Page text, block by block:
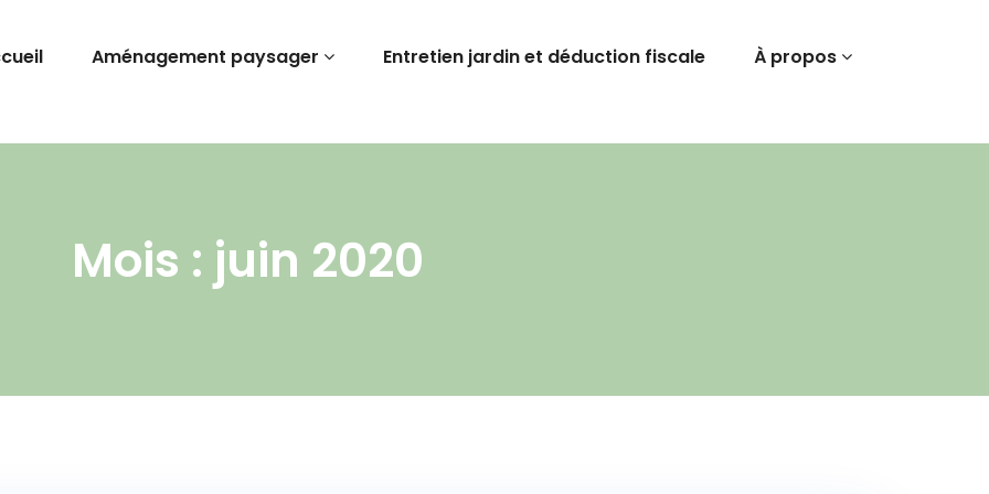
Aménagement paysager Entretien jardin et déduction fiscale À propos
Mois : juin 2020